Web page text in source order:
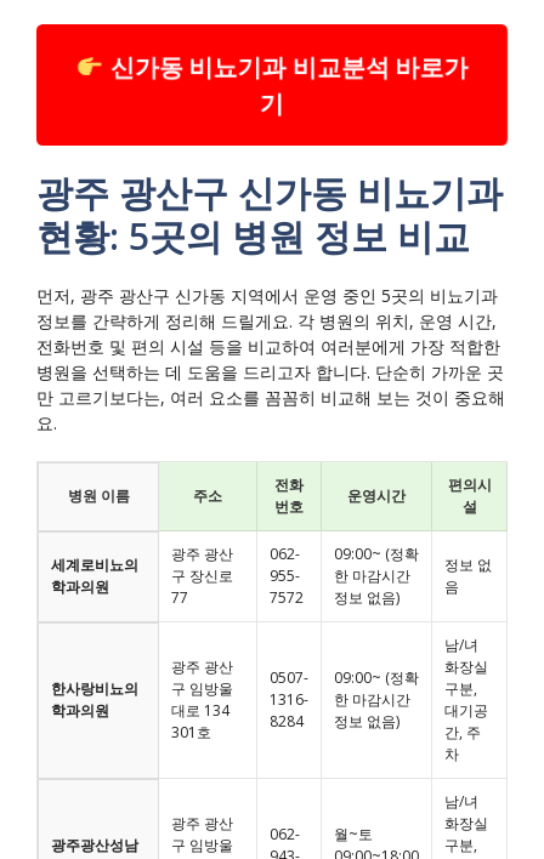
신가동 비뇨기과 비교분석 바로가
기
광주 광산구 신가동 비뇨기과
현황: 5곳의 병원 정보 비교
먼저, 광주 광산구 신가동 지역에서 운영 중인 5곳의 비뇨기과
정보를 간략하게 정리해 드릴게요. 각 병원의 위치, 운영 시간,
전화번호 및 편의 시설 등을 비교하여 여러분에게 가장 적합한
병원을 선택하는 데 도움을 드리고자 합니다. 단순히 가까운 곳
만 고르기보다는, 여러 요소를 꼼꼼히 비교해 보는 것이 중요해
요.
병원 이름 주소
전화
번호
운영시간
편의시
설
세계로비뇨의
학과의원
광주 광산
구 장신로
77
062-
955-
7572
09:00~ (정확
한 마감시간
정보 없음)
정보 없
음
한사랑비뇨의
학과의원
광주 광산
구 임방울
대로 134
301호
0507-
1316-
8284
09:00~ (정확
한 마감시간
정보 없음)
남/녀
화장실
구분,
대기공
간, 주
차
광주광산성남
광주 광산
구 임방울
062-
월~토
남/녀
화장실
구분,